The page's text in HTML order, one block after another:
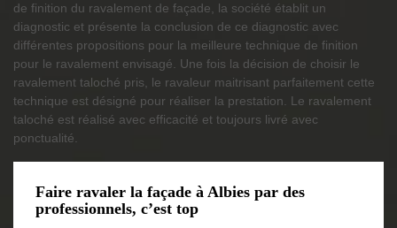
de finition du ravalement de façade, la société établit un
diagnostic et présente la conclusion de ce diagnostic avec
différentes propositions pour la meilleure technique de finition
pour le ravalement envisagé. Une fois la décision de choisir le
ravalement taloché pris, le ravaleur maitrisant parfaitement cette
technique est désigné pour réaliser la prestation. Le ravalement
taloché est réalisé avec efficacité et toujours livré avec
ponctualité.
Faire ravaler la façade à Albies par des
professionnels, c’est top